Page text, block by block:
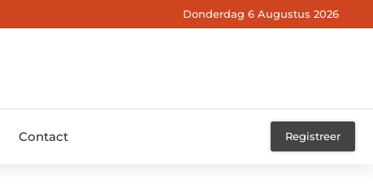
Donderdag 6 Augustus 2026
Contact Registreer